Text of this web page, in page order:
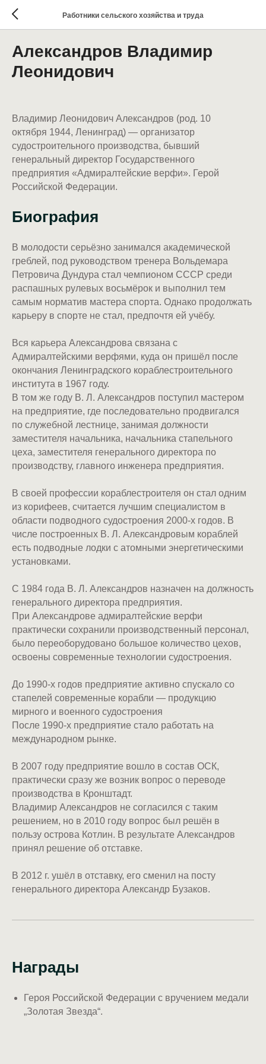
Работники сельского хозяйства и труда
Александров Владимир
Леонидович
Владимир Леонидович Александров (род. 10
октября 1944, Ленинград) — организатор
судостроительного производства, бывший
генеральный директор Государственного
предприятия «Адмиралтейские верфи». Герой
Российской Федерации.
Биография
В молодости серьёзно занимался академической
греблей, под руководством тренера Вольдемара
Петровича Дундура стал чемпионом СССР среди
распашных рулевых восьмёрок и выполнил тем
самым норматив мастера спорта. Однако продолжать
карьеру в спорте не стал, предпочтя ей учёбу.
Вся карьера Александрова связана с
Адмиралтейскими верфями, куда он пришёл после
окончания Ленинградского кораблестроительного
института в 1967 году.
В том же году В. Л. Александров поступил мастером
на предприятие, где последовательно продвигался
по служебной лестнице, занимая должности
заместителя начальника, начальника стапельного
цеха, заместителя генерального директора по
производству, главного инженера предприятия.
В своей профессии кораблестроителя он стал одним
из корифеев, считается лучшим специалистом в
области подводного судостроения 2000-х годов. В
числе построенных В. Л. Александровым кораблей
есть подводные лодки с атомными энергетическими
установками.
С 1984 года В. Л. Александров назначен на должность
генерального директора предприятия.
При Александрове адмиралтейские верфи
практически сохранили производственный персонал,
было переоборудовано большое количество цехов,
освоены современные технологии судостроения.
До 1990-х годов предприятие активно спускало со
стапелей современные корабли — продукцию
мирного и военного судостроения
После 1990-х предприятие стало работать на
международном рынке.
В 2007 году предприятие вошло в состав ОСК,
практически сразу же возник вопрос о переводе
производства в Кронштадт.
Владимир Александров не согласился с таким
решением, но в 2010 году вопрос был решён в
пользу острова Котлин. В результате Александров
принял решение об отставке.
В 2012 г. ушёл в отставку, его сменил на посту
генерального директора Александр Бузаков.
Награды
Героя Российской Федерации с вручением медали
„Золотая Звезда“.